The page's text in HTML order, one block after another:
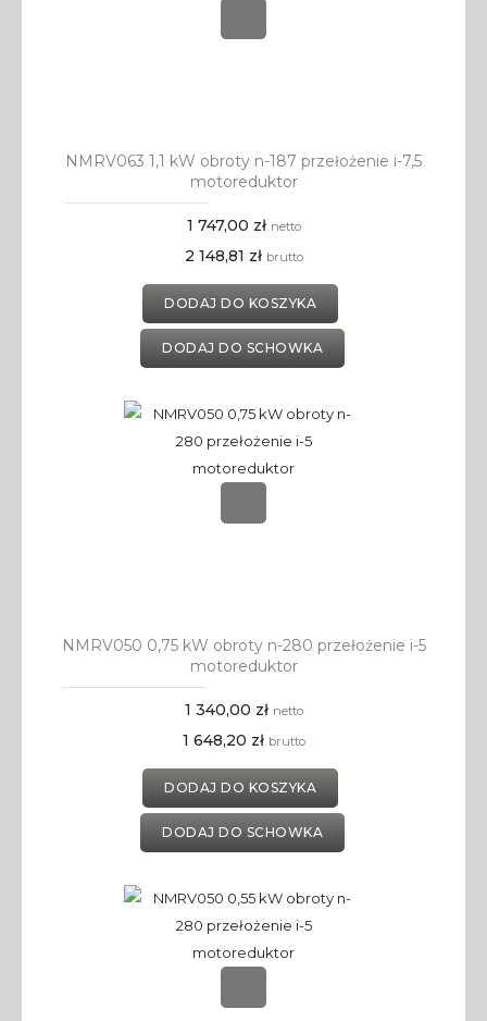
NMRV063 1,1 kW obroty n-187 przełożenie i-7,5
motoreduktor
1 747,00 zł netto
2 148,81 zł brutto
DODAJ DO KOSZYKA
DODAJ DO SCHOWKA
NMRV050 0,75 kW obroty n-280 przełożenie i-5
motoreduktor
1 340,00 zł netto
1 648,20 zł brutto
DODAJ DO KOSZYKA
DODAJ DO SCHOWKA